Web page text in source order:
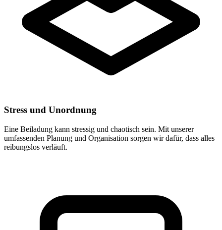
Stress und Unordnung
Eine Beiladung kann stressig und chaotisch sein. Mit unserer
umfassenden Planung und Organisation sorgen wir dafür, dass alles
reibungslos verläuft.